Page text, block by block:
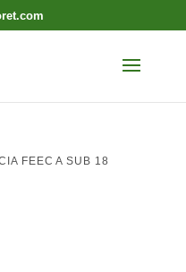
FEEC A SUB 18